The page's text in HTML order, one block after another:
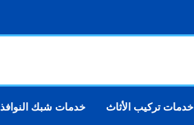
خدمات تركيب الأثاث خدمات شبك النوافذ